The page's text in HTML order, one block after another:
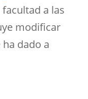
a las
modificar
dado a